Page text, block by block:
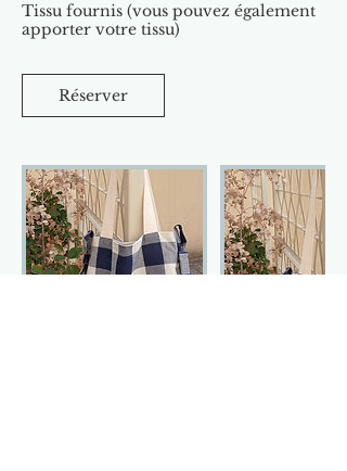
Tissu fournis (vous pouvez également
apporter votre tissu)
Réserver